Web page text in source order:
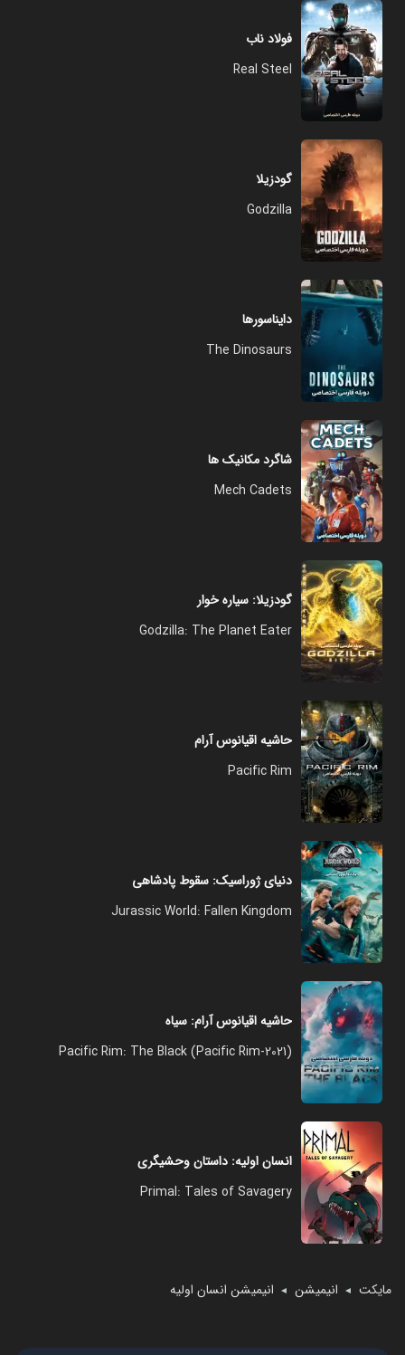
فولاد ناب
Real Steel
گودزیلا
Godzilla
دایناسورها
The Dinosaurs
شاگرد مکانیک ها
Mech Cadets
گودزیلا: سیاره خوار
Godzilla: The Planet Eater
حاشیه اقیانوس آرام
Pacific Rim
دنیای ژوراسیک: سقوط پادشاهی
Jurassic World: Fallen Kingdom
حاشیه اقیانوس آرام: سیاه
Pacific Rim: The Black (Pacific Rim-2021)
انسان اولیه: داستان وحشیگری
Primal: Tales of Savagery
مایکت ◄ انیمیشن ◄ انیمیشن انسان اولیه